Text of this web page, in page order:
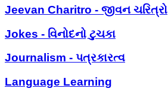
Jeevan Charitro - જીવન ચરિત્રો
Jokes - વિનોદનો ટુચકા
Journalism - પત્રકારત્વ
Language Learning